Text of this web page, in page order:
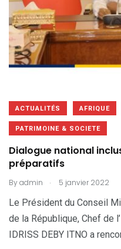
ACTUALITÉS AFRIQUE
PATRIMOINE & SOCIETE
Dialogue national
préparatifs
Byadmin . 5 janvier 2022
Le Président du Conseil
de la République, Chef de
IDRISS DEBY ITNO a